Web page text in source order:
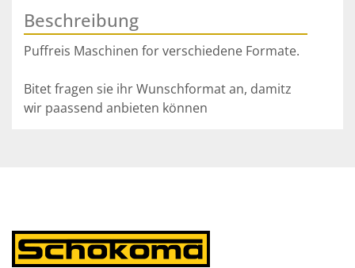
Beschreibung
Puffreis Maschinen for verschiedene Formate.
Bitet fragen sie ihr Wunschformat an, damitz
wir paassend anbieten können